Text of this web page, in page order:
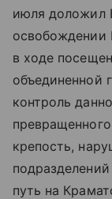
июля доложил
освобождении
в ходе
объединенной
контроль
крепость,
путь на